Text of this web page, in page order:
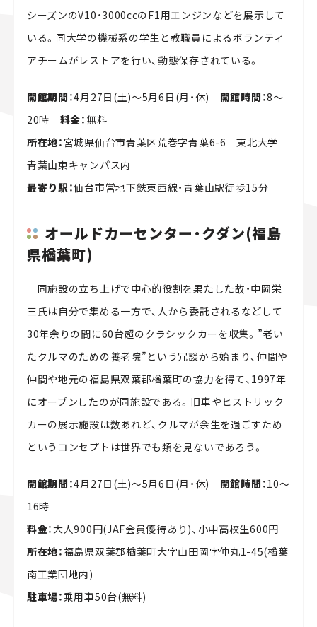
シーズンのV10・3000ccのF1用エンジンなどを展示して
いる。同大学の機械系の学生と教職員によるボランティ
アチームがレストアを行い、動態保存されている。
開館期間：4月27日(土)～5月6日(月・休) 開館時間：8～
20時 料金： 無料
所在地： 宮城県仙台市青葉区荒巻字青葉6-6 東北大学
青葉山東キャンパス内
最寄り駅：仙台市営地下鉄東西線・青葉山駅徒歩15分
オールドカーセンター・クダン(福島
県楢葉町)
同施設の立ち上げで中心的役割を果たした故・中岡栄
三氏は自分で集める一方で、人から委託されるなどして
30年余りの間に60台超のクラシックカーを収集。”老い
たクルマのための養老院”という冗談から始まり、仲間や
仲間や地元の福島県双葉郡楢葉町の協力を得て、1997年
にオープンしたのが同施設である。旧車やヒストリック
カーの展示施設は数あれど、クルマが余生を過ごすため
というコンセプトは世界でも類を見ないであろう。
開館期間：4月27日(土)～5月6日(月・休) 開館時間：10～
16時
料金：大人900円(JAF会員優待あり)、小中高校生600円
所在地：福島県双葉郡楢葉町大字山田岡字仲丸1-45(楢葉
南工業団地内)
駐車場：乗用車50台(無料)